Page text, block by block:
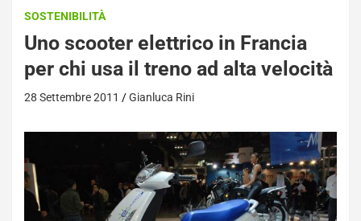
SOSTENIBILITÀ
Uno scooter elettrico in Francia
per chi usa il treno ad alta velocità
28 Settembre 2011 Gianluca Rini